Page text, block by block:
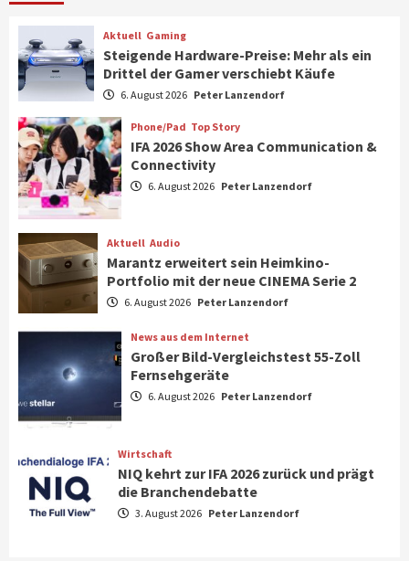
6
7
Smart Living Top Story
Verbraucher setzen immer mehr auf
1
Aktuell Gaming
Steigende Hardware-Preise: Mehr als ein
Drittel der Gamer verschiebt Käufe
2
Phone/Pad Top Story
IFA 2026 Show Area Communication &
Aktuell Audio
Marantz erweitert sein Heimkino-
Portfolio mit der neue CINEMA Serie 2
News aus dem Internet
Großer Bild-Vergleichstest 55-Zoll
Fernsehgeräte
Aktuell Gaming
Steigende Hardware-Preise: Mehr als ein
Drittel der Gamer verschiebt Käufe
6. August 2026 Peter Lanzendorf
Phone/Pad Top Story
IFA 2026 Show Area Communication &
Connectivity
6. August 2026 Peter Lanzendorf
Aktuell Audio
Marantz erweitert sein Heimkino-
Portfolio mit der neue CINEMA Serie 2
6. August 2026 Peter Lanzendorf
News aus dem Internet
Großer Bild-Vergleichstest 55-Zoll
Fernsehgeräte
6. August 2026 Peter Lanzendorf
Wirtschaft
NIQ kehrt zur IFA 2026 zurück und prägt
die Branchendebatte
3. August 2026 Peter Lanzendorf